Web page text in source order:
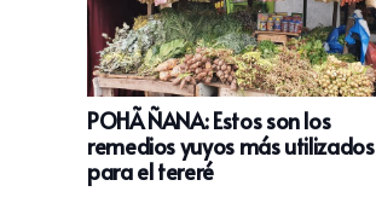
POHÃ ÑANA: Estos son los
remedios yuyos más utilizados
para el tereré